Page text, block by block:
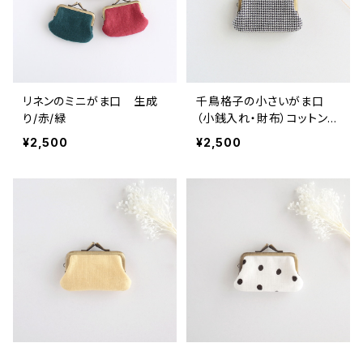
リネンのミニがま口 生成
り/赤/緑
¥2,500
千鳥格子の小さいがま口
（小銭入れ・財布）コットンウ
ール生地
¥2,500